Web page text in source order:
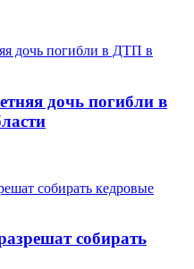
дочь погибли в
собирать